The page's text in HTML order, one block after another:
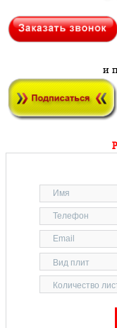
и